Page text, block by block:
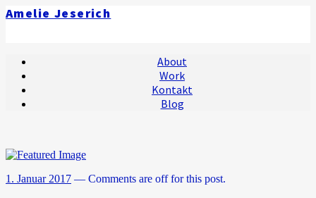
Amelie Jeserich
About
Work
Kontakt
Blog
1. Januar 2017 — Comments are off for this post.